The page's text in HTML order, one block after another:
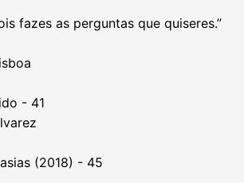
maré - 29
de Um Marco no Futebol - 33